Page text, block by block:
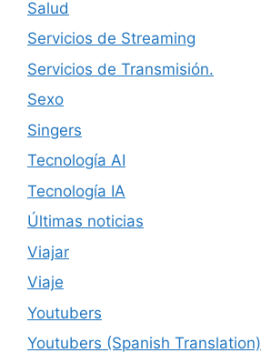
Salud
Servicios de Streaming
Servicios de Transmisión.
Sexo
Singers
Tecnología AI
Tecnología IA
Últimas noticias
Viajar
Viaje
Youtubers
Youtubers (Spanish Translation)